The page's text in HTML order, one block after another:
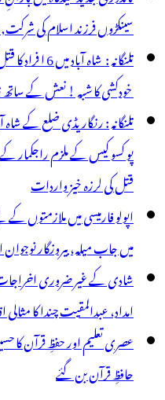
سینکڑوں فرزند اسلام کی
تلنگانہ :
خودکشی کا شبہ ! نعش کے ساتھ
تلنگانہ : رنگاریڈی ضلع کے شاہ
قتل کی لرزہ خیز واردات
میں جاب میلہ، بیروزگار
امداد، عبدالمقیت چندا کا مثالی
عصری تعلیم اور حفظِ قرآن کا
حافظِ قرآن بن گئے